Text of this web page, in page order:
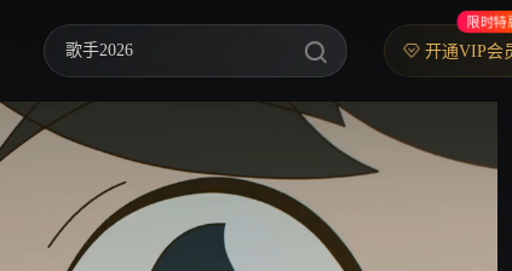
歌手2026
你好，星期六
中餐厅·南洋拾光季
快乐老家
野狗骨头
开通VIP会
限时特